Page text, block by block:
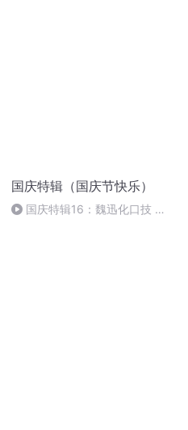
国庆特辑（国庆节快乐）
国庆特辑16：魏迅化口技 二